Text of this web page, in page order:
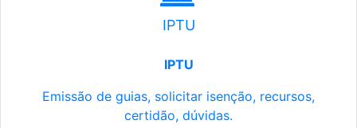
IPTU
IPTU
Emissão de guias, solicitar isenção, recursos,
certidão, dúvidas.